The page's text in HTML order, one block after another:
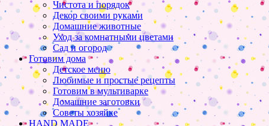
Чистота и порядок
Декор своими руками
Домашние животные
Уход за комнатными цветами
Сад и огород
Готовим дома
Детское меню
Любимые и простые рецепты
Готовим в мультиварке
Домашние заготовки
Советы хозяйке
HAND MADE